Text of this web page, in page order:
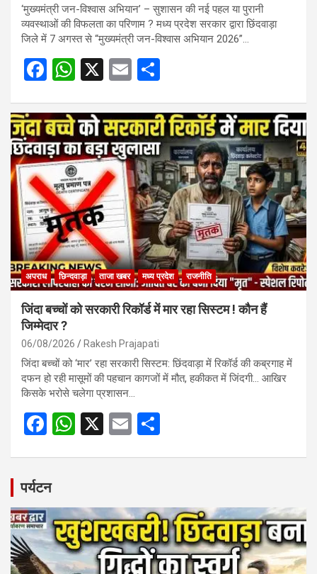
‘मुख्यमंत्री जन-विश्वास अभियान’ – सुशासन की नई पहल या पुरानी
व्यवस्थाओं की विफलता का परिणाम ? मध्य प्रदेश सरकार द्वारा छिंदवाड़ा
जिले में 7 अगस्त से “मुख्यमंत्री जन-विश्वास अभियान 2026”…
F
ce
b
o
o
k
W
at
s
A
p
p
X
E
ail ar
e
अपराध छिन्दवाड़ा ताजा खबर मध्य प्रदेश राजनीति
जिंदा बच्चों को सरकारी रिकॉर्ड में मार रहा सिस्टम ! कौन हैं
जिम्मेदार ?
06/08/2026 Rakesh Prajapati
जिंदा बच्चों को ‘मार’ रहा सरकारी सिस्टम: छिंदवाड़ा में रिकॉर्ड की कब्रगाह में
दफन हो रही मासूमों की पहचान कागजों में मौत, हकीकत में जिंदगी… आखिर
किसके भरोसे चलेगा प्रशासन…
F
b
o
o
k
W
A
p
p
X
E
पर्यटन